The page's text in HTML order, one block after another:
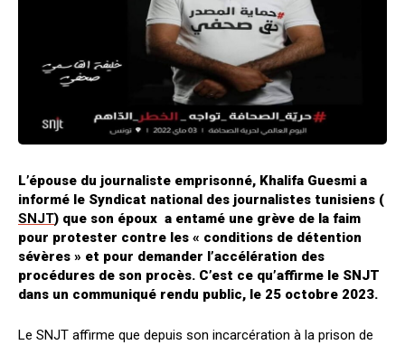
L’épouse du journaliste emprisonné, Khalifa Guesmi a
informé le Syndicat national des journalistes tunisiens (
SNJT) que son époux a entamé une grève de la faim
pour protester contre les « conditions de détention
sévères » et pour demander l’accélération des
procédures de son procès. C’est ce qu’affirme le SNJT
dans un communiqué rendu public, le 25 octobre 2023.
Le SNJT affirme que depuis son incarcération à la prison de